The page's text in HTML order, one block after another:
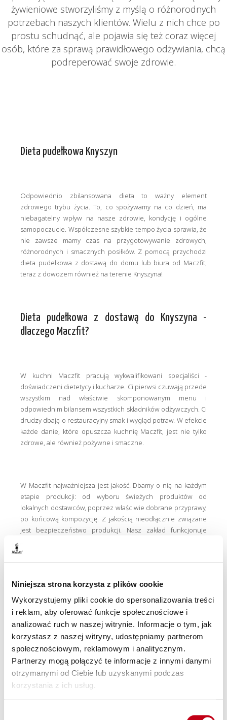
Niniejsza strona korzysta z plików cookie
Wykorzystujemy pliki cookie do spersonalizowania treści
i reklam, aby oferować funkcje społecznościowe i
analizować ruch w naszej witrynie. Informacje o tym, jak
korzystasz z naszej witryny, udostępniamy partnerom
społecznościowym, reklamowym i analitycznym.
Partnerzy mogą połączyć te informacje z innymi danymi
otrzymanymi od Ciebie lub uzyskanymi podczas
korzystania z ich usług.
żywieniowe stworzyliśmy z myślą o różnorodnych
potrzebach naszych klientów. Wielu z nich chce po
prostu schudnąć, ale pojawia się też coraz więcej
osób, które za sprawą prawidłowego odżywiania, chcą
podreperować swoje zdrowie.
Dieta pudełkowa Knyszyn
Odpowiednio zbilansowana dieta to ważny element
zdrowego trybu życia. To, co spożywamy na co dzień, ma
niebagatelny wpływ na nasze zdrowie, kondycję i ogólne
samopoczucie. Współczesne szybkie tempo życia sprawia, że
nie zawsze mamy czas na przygotowywanie zdrowych,
różnorodnych i smacznych posiłków. Z pomocą przychodzi
dieta pudełkowa z dostawą do domu lub biura od Maczfit,
teraz z dowozem również na terenie Knyszyna!
Dieta pudełkowa z dostawą do Knyszyna -
dlaczego Maczfit?
W kuchni Maczfit pracują wykwalifikowani specjaliści -
doświadczeni dietetycy i kucharze. Ci pierwsi czuwają przede
wszystkim nad właściwie skomponowanym menu i
odpowiednim bilansem wszystkich składników odżywczych. Ci
drudzy dbają o restauracyjny smak i wygląd potraw. W efekcie
każde danie, które opuszcza kuchnię Maczfit, jest nie tylko
zdrowe, ale również pożywne i smaczne.
W Maczfit najważniejsza jest jakość. Dbamy o nią na każdym
etapie produkcji: od wyboru świeżych produktów od
lokalnych dostawców, poprzez właściwie dobrane przyprawy,
po końcową kompozycję. Z jakością nieodłącznie związane
jest bezpieczeństwo produkcji. Nasz zakład funkcjonuje
Zdrowa dieta pudełkowa - różnorodna oferta
Maczfit
W naszej ofercie znajdziesz zarówno “Dietę z Wyborem
Menu”, jak i “Gotowe diety”